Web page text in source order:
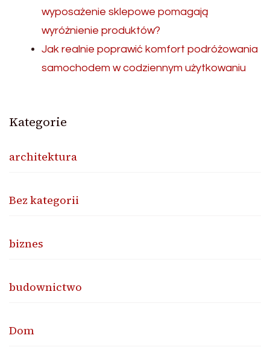
wyposażenie sklepowe pomagają
wyróżnienie produktów?
Jak realnie poprawić komfort podróżowania
samochodem w codziennym użytkowaniu
Kategorie
architektura
Bez kategorii
biznes
budownictwo
Dom